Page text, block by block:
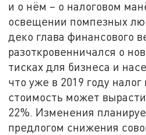
и о нём – о налоговом
освещении помпезных
деко глава финансового
разоткровенничался о
тисках для бизнеса и
что уже в 2019 году
стоимость может
22%. Изменения
предлогом снижения